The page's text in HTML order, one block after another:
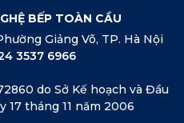
BẾP TOÀN CẦU
Giảng Võ, TP. Hà Nội
3537 6966
do Sở Kế hoạch và Đầu
tháng 11 năm 2006